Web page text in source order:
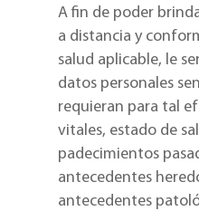
A fin de poder
a distancia y
salud aplicable, le
datos personales
requieran para tal
vitales, estado de
padecimientos
antecedentes
antecedentes